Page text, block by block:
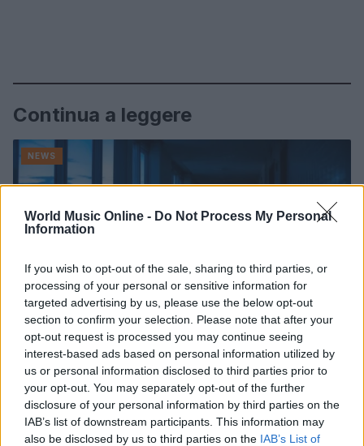
World Music Online - Do Not Process My Personal
Information
If you wish to opt-out of the sale, sharing to third parties, or
processing of your personal or sensitive information for
targeted advertising by us, please use the below opt-out
section to confirm your selection. Please note that after your
opt-out request is processed you may continue seeing
interest-based ads based on personal information utilized by
us or personal information disclosed to third parties prior to
your opt-out. You may separately opt-out of the further
disclosure of your personal information by third parties on the
IAB’s list of downstream participants. This information may
also be disclosed by us to third parties on the IAB’s List of
Continua a leggere
NEWS
Noemi in ospedale: il racconto della riabilitazione e il
ritorno sul palco
Susanna Riva · 6 Ago 2026